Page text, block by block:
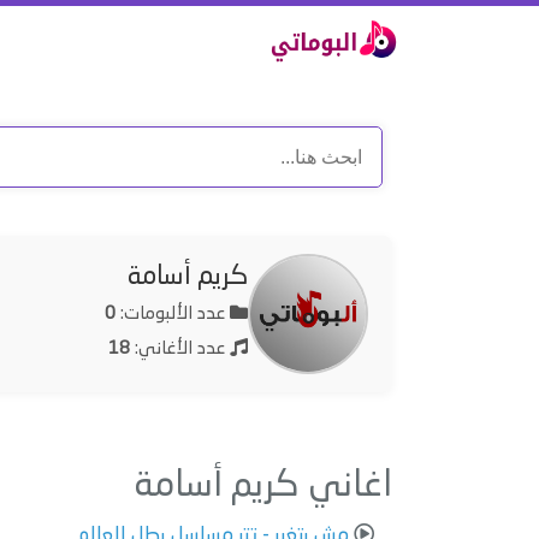
كريم أسامة
عدد الألبومات: 0
عدد الأغاني: 18
اغاني كريم أسامة